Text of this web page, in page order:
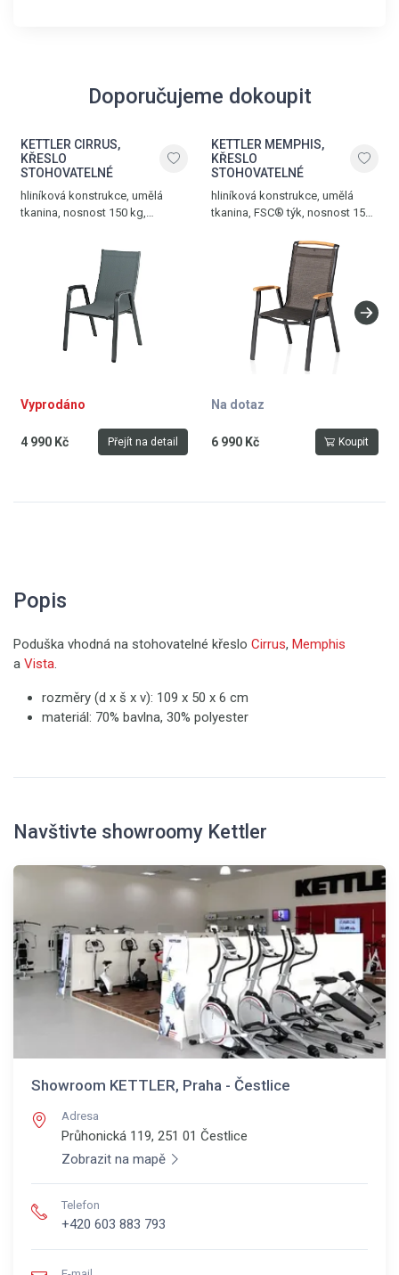
Doporučujeme dokoupit
KETTLER CIRRUS,
KŘESLO
STOHOVATELNÉ
hliníková konstrukce, umělá
tkanina, nosnost 150 kg,
antracitově šedá
Vyprodáno
4 990 Kč Přejít na detail
KETTLER MEMPHIS,
KŘESLO
STOHOVATELNÉ
hliníková konstrukce, umělá
tkanina, FSC® týk, nosnost 150
Na dotaz
6 990 Kč Koupit
Popis
Poduška vhodná na stohovatelné křeslo Cirrus, Memphis
a Vista.
rozměry (d x š x v): 109 x 50 x 6 cm
materiál: 70% bavlna, 30% polyester
Navštivte showroomy Kettler
Showroom KETTLER, Praha - Čestlice
Adresa
Průhonická 119, 251 01 Čestlice
Zobrazit na mapě
Telefon
+420 603 883 793